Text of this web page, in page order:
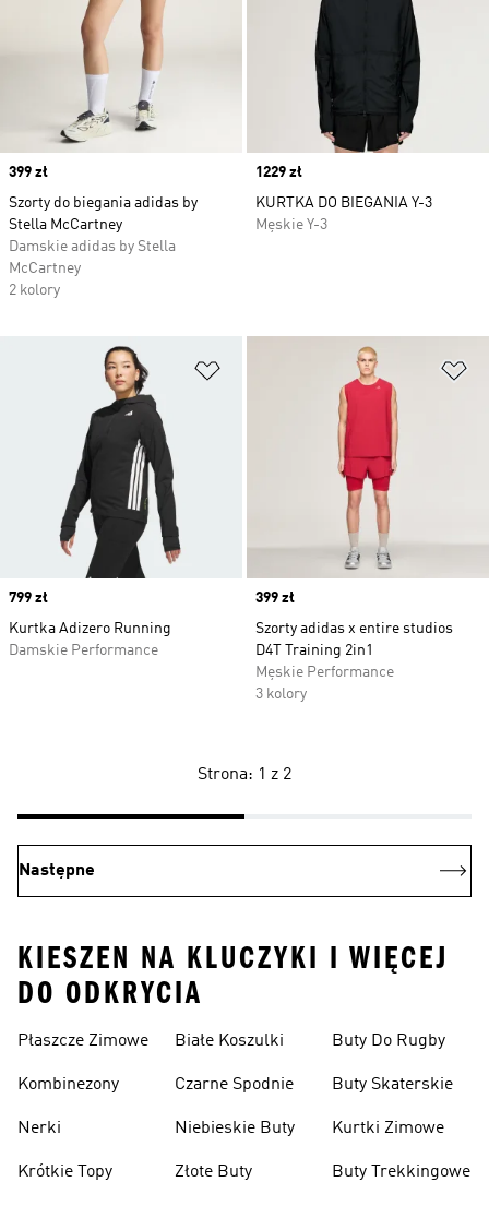
Price
399 zł
Szorty do biegania adidas by
Stella McCartney
Damskie adidas by Stella
McCartney
2 kolory
Price
1229 zł
KURTKA DO BIEGANIA Y-3
Męskie Y-3
Dodaj do listy życzeń
Price
799 zł
Kurtka Adizero Running
Damskie Performance
Price
399 zł
Szorty adidas x entire studios
D4T Training 2in1
Męskie Performance
3 kolory
Strona: 1 z 2
Następne
KIESZEN NA KLUCZYKI I WIĘCEJ
DO ODKRYCIA
Płaszcze Zimowe
Kombinezony
Nerki
Krótkie Topy
Białe Koszulki
Czarne Spodnie
Niebieskie Buty
Złote Buty
Buty Do Rugby
Buty Skaterskie
Kurtki Zimowe
Buty Trekkingowe